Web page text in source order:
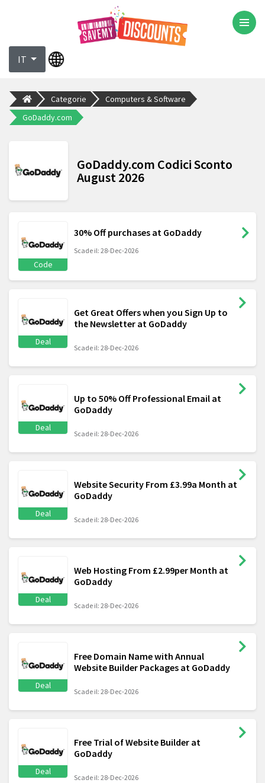
IT
Categorie
Computers & Software
GoDaddy.com
GoDaddy.com Codici Sconto
August 2026
Code
30% Off purchases at GoDaddy
Scade il: 28-Dec-2026
Deal
Get Great Offers when you Sign Up to
the Newsletter at GoDaddy
Scade il: 28-Dec-2026
Deal
Up to 50% Off Professional Email at
GoDaddy
Scade il: 28-Dec-2026
Deal
Website Security From £3.99a Month at
GoDaddy
Scade il: 28-Dec-2026
Deal
Web Hosting From £2.99per Month at
GoDaddy
Scade il: 28-Dec-2026
Deal
Free Domain Name with Annual
Website Builder Packages at GoDaddy
Scade il: 28-Dec-2026
Deal
Free Trial of Website Builder at
GoDaddy
Scade il: 28-Dec-2026